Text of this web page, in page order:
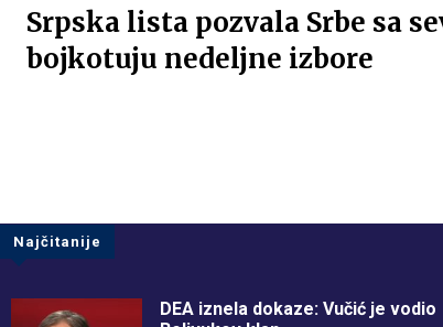
Srpska lista pozvala Srbe sa
bojkotuju nedeljne izbore
Najčitanije
DEA iznela dokaze: Vučić je vodio